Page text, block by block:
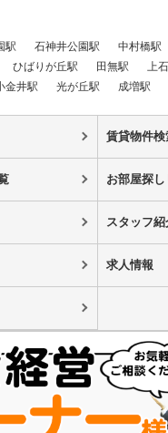
駅 石神井公園駅 中村橋駅
ひばりが丘駅 田無駅
上
金井駅 光が丘駅 成増駅
賃貸物件検
お部屋探
スタッフ紹
求人情報